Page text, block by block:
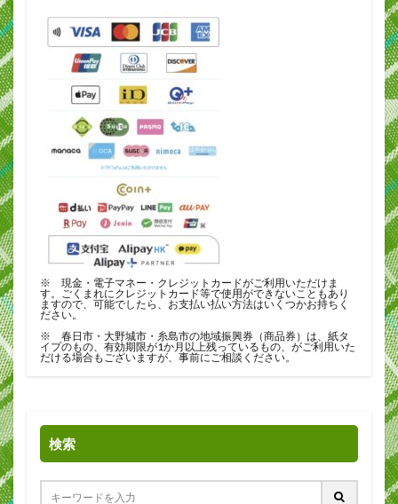
※ 現金・電子マネー・クレジットカードがご利用いただけま
す。ごくまれにクレジットカード等で使用ができないこともあり
ますので、可能でしたら、お支払い払い方法はいくつかお持ちく
ださい。
※ 春日市・大野城市・糸島市の地域振興券（商品券）は、紙タ
イプのもの、有効期限が1か月以上残っているもの、がご利用いた
だける場合もございますが、事前にご相談ください。
検索